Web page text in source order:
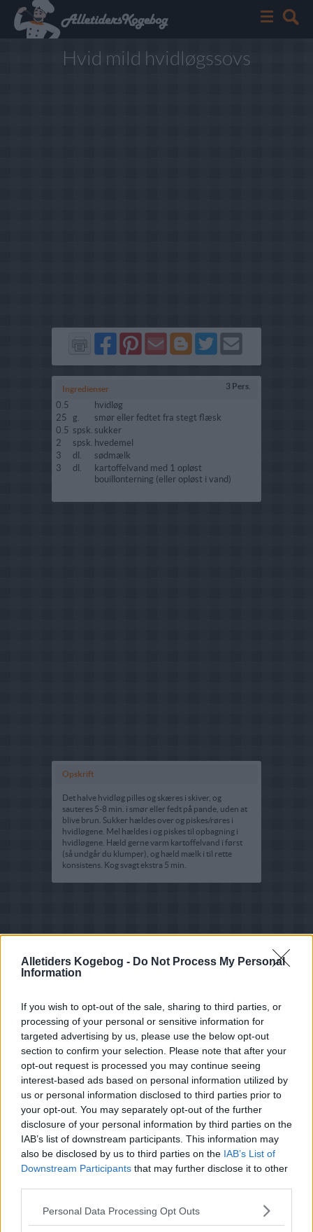
Alletiders Kogebog - Do Not Process My Personal
Information
If you wish to opt-out of the sale, sharing to third parties, or
processing of your personal or sensitive information for
targeted advertising by us, please use the below opt-out
section to confirm your selection. Please note that after your
opt-out request is processed you may continue seeing
interest-based ads based on personal information utilized by
us or personal information disclosed to third parties prior to
your opt-out. You may separately opt-out of the further
disclosure of your personal information by third parties on the
IAB’s list of downstream participants. This information may
also be disclosed by us to third parties on the IAB’s List of
Downstream Participants that may further disclose it to other
Personal Data Processing Opt Outs
Hvid mild hvidløgssovs
Del
på
Facebook
Del
på
Pinterest
Send
via
GMail
Del
på
Blogger
Del
på
Twitter
Send
Ingredienser 3 Pers.
0.5
hvidløg
25
g.
smør eller fedtet fra stegt flæsk
0.5 spsk. sukker
2
spsk. hvedemel
3
dl.
sødmælk
3
dl.
kartoffelvand med 1 opløst
bouillonterning (eller opløst i vand)
Opskrift
Det halve hvidløg pilles og skæres i skiver, og
sauteres 5-8 min. i smør eller fedt på pande, uden at
blive brun. Sukker hældes over og piskes/røres i
hvidløgene. Mel hældes i og piskes til opbagning i
hvidløgene. Hæld gerne varm kartoffelvand i først
(så undgår du klumper), og hæld mælk i til rette
konsistens. Kog svagt ekstra 5 min.
Opskriftsinfo
Ret : Saucer-Diverse Varme Saucer / Sovser
Fryseegnet : Er fryseegnet
Indsendt af : Skafferen